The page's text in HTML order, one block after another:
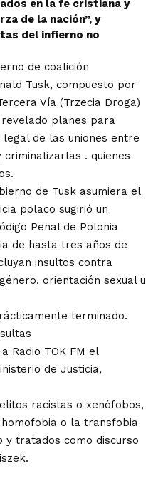
en la fe cristiana y
de la nación”, y
del infierno no
de coalición
Tusk, compuesto por
Vía (Trzecia Droga)
planes para
de las uniones entre
criminalizarlas . quienes
de Tusk asumiera el
polaco sugirió un
Penal de Polonia
de hasta tres años de
insultos contra
orientación sexual u
terminado.
a Radio TOK FM el
de Justicia,
racistas o xenófobos,
o la transfobia
y tratados como discurso